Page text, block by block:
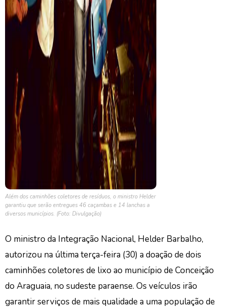
Além dos caminhões coletores de resíduos, o ministro Helder
garantiu que serão entregues 46 caçambas e 14 lanchas a
diversos municípios. (Foto: Divulgação)
O ministro da Integração Nacional, Helder Barbalho,
autorizou na última terça-feira (30) a doação de dois
caminhões coletores de lixo ao município de Conceição
do Araguaia, no sudeste paraense. Os veículos irão
garantir serviços de mais qualidade a uma população de